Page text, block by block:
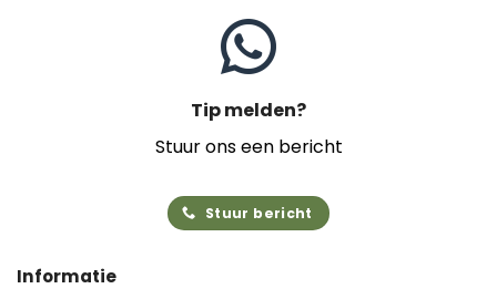
Informatie
Tip melden?
Stuur ons een bericht
Stuur bericht